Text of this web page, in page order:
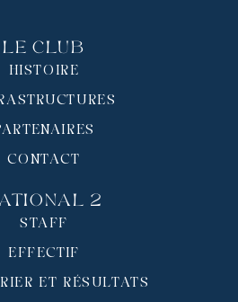
Le Club
HISTOIRE
CONTACT
2
STAFF
EFFECTIF
ET RÉSULTATS